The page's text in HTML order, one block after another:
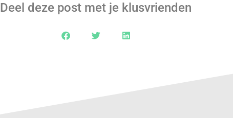
Deel deze post met je klusvrienden